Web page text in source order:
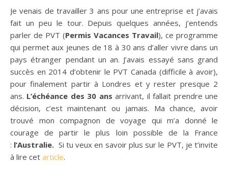
Je venais de travailler 3 ans pour une entreprise et j’avais
fait un peu le tour. Depuis quelques années, j’entends
parler de PVT (Permis Vacances Travail), ce programme
qui permet aux jeunes de 18 à 30 ans d’aller vivre dans un
pays étranger pendant un an. J’avais essayé sans grand
succès en 2014 d’obtenir le PVT Canada (difficile à avoir),
pour finalement partir à Londres et y rester presque 2
ans. L’échéance des 30 ans arrivant, il fallait prendre une
décision, c’est maintenant ou jamais. Ma chance, avoir
trouvé mon compagnon de voyage qui m’a donné le
courage de partir le plus loin possible de la France
: l’Australie. Si tu veux en savoir plus sur le PVT, je t’invite
à lire cet article.